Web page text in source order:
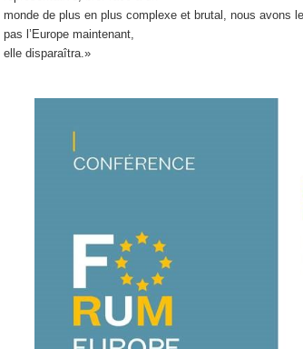
monde de plus en plus complexe et brutal, nous avons
pas l’Europe maintenant,
elle disparaîtra.»